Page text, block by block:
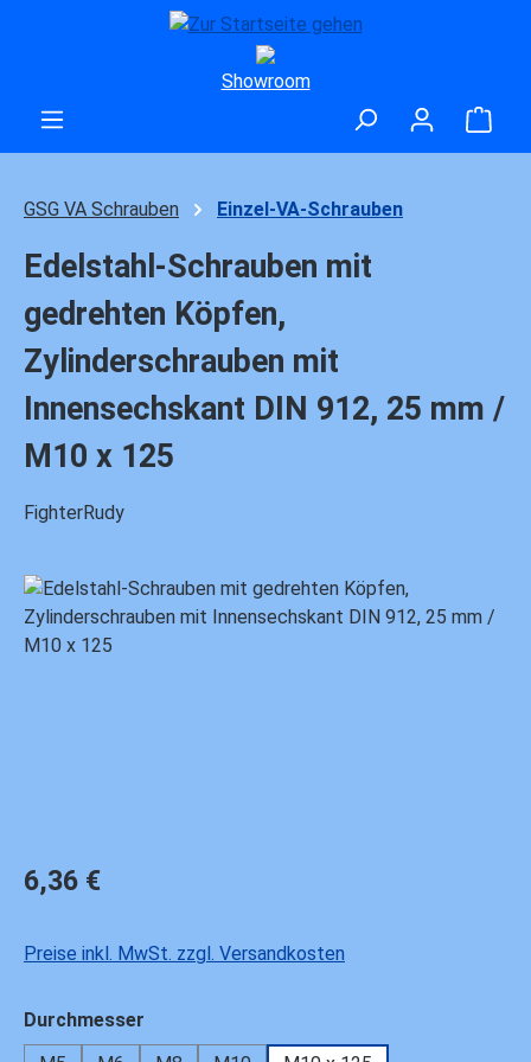
Zum Hauptinhalt springen
Showroom
GSG VA Schrauben Einzel-VA-Schrauben
Edelstahl-Schrauben mit
gedrehten Köpfen,
Zylinderschrauben mit
Innensechskant DIN 912, 25 mm /
M10 x 125
FighterRudy
Bildergalerie überspringen
Regulärer Preis:
6,36 €
Preise inkl. MwSt. zzgl. Versandkosten
Durchmesser